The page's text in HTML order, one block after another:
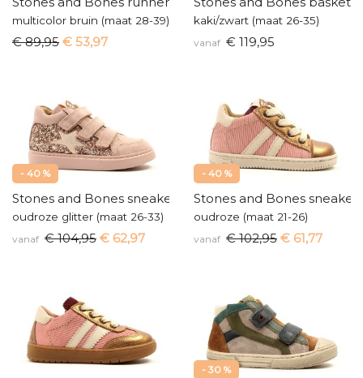
multicolor bruin (maat 28-39)
€ 89,95 € 53,97
kaki/zwart (maat 26-35)
vanaf € 119,95
- 40 %
Stones and Bones sneakers
oudroze glitter (maat 26-33)
vanaf € 104,95 € 62,97
- 40 %
Stones and Bones
oudroze (maat 21-26)
vanaf € 102,95 € 61,77
- 30 %